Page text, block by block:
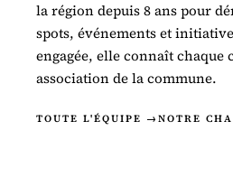
la région depuis 8 ans pour
spots, événements et
engagée, elle connaît chaque
association de la commune.
TOUTE L'ÉQUIPE → NOTRE